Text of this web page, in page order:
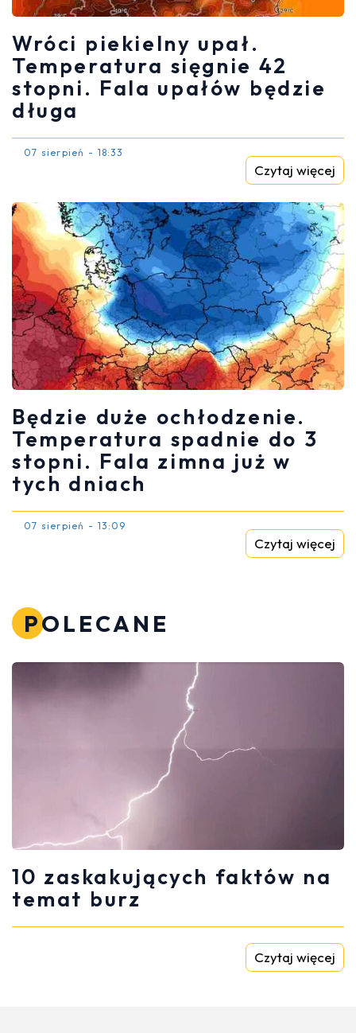
Wróci piekielny upał.
Temperatura sięgnie 42
stopni. Fala upałów będzie
długa
07 sierpień - 18:33
Czytaj więcej
Będzie duże ochłodzenie.
Temperatura spadnie do 3
stopni. Fala zimna już w
tych dniach
07 sierpień - 13:09
Czytaj więcej
POLECANE
10 zaskakujących faktów na
temat burz
Czytaj więcej